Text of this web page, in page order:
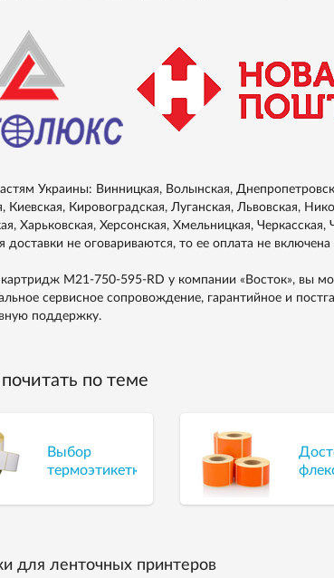
Украины: Винницкая, Волынская,
Киевская, Кировоградская, Луганская, Львовская,
Харьковская, Херсонская, Хмельницкая, Черкасская,
доставки не оговариваются, то ее оплата не
картридж M21-750-595-RD у компании «Восток», вы
сервисное сопровождение, гарантийное и
поддержку.
по теме
Выбор
термоэтикетки
для ленточных принтеров